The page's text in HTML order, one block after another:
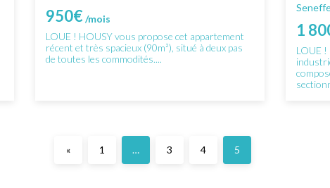
950€/mois
LOUE ! HOUSY vous propose cet appartement
récent et très spacieux (90m²), situé à deux pas
de toutes les commodités....
1
LOUE
« 1 … 3 4 5